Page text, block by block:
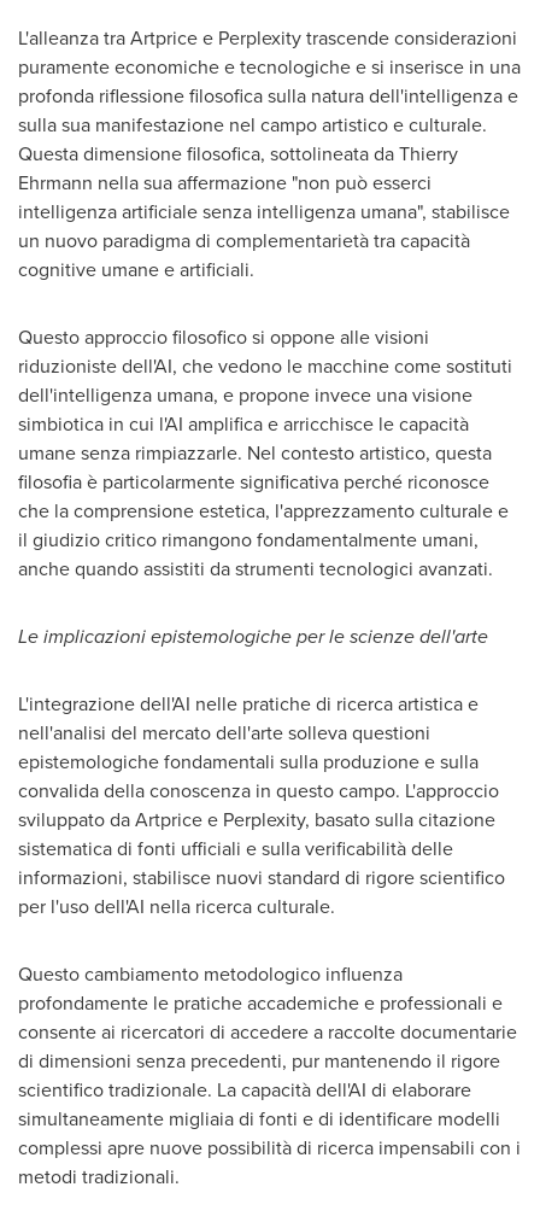
L'alleanza tra Artprice e Perplexity trascende considerazioni
puramente economiche e tecnologiche e si inserisce in una
profonda riflessione filosofica sulla natura dell'intelligenza e
sulla sua manifestazione nel campo artistico e culturale.
Questa dimensione filosofica, sottolineata daThierry
Ehrmann nella sua affermazione "non può esserci
intelligenza artificiale senza intelligenza umana", stabilisce
un nuovo paradigma di complementarietà tra capacità
cognitive umane e artificiali.
Questo approccio filosofico si oppone alle visioni
riduzioniste dell'AI, che vedono le macchine come sostituti
dell'intelligenza umana, e propone invece una visione
simbiotica in cui l'AI amplifica e arricchisce le capacità
umane senza rimpiazzarle. Nel contesto artistico, questa
filosofia è particolarmente significativa perché riconosce
che la comprensione estetica, l'apprezzamento culturale e
il giudizio critico rimangono fondamentalmente umani,
anche quando assistiti da strumenti tecnologici avanzati.
Le implicazioni epistemologiche per le scienze dell'arte
L'integrazione dell'AI nelle pratiche di ricerca artistica e
nell'analisi del mercato dell'arte solleva questioni
epistemologiche fondamentali sulla produzione e sulla
convalida della conoscenza in questo campo. L'approccio
sviluppato da Artprice e Perplexity, basato sulla citazione
sistematica di fonti ufficiali e sulla verificabilità delle
informazioni, stabilisce nuovi standard di rigore scientifico
per l'uso dell'AI nella ricerca culturale.
Questo cambiamento metodologico influenza
profondamente le pratiche accademiche e professionali e
consente ai ricercatori di accedere a raccolte documentarie
di dimensioni senza precedenti, pur mantenendo il rigore
scientifico tradizionale. La capacità dell'AI di elaborare
simultaneamente migliaia di fonti e di identificare modelli
complessi apre nuove possibilità di ricerca impensabili con i
metodi tradizionali.